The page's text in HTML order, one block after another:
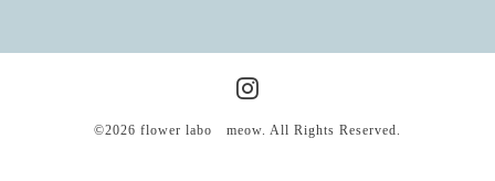
©2026 flower labo meow. All Rights Reserved.